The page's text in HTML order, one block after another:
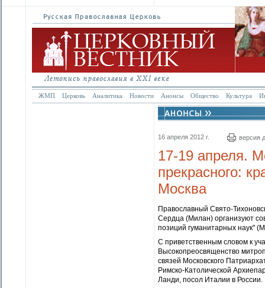
ЖМП Церковь Аналитика Новости Анонсы Общество Культура
16 апреля 2012 г. версия
17-19 апреля.
прекрасного:
Москва
Православный Свято-
Сердца (Милан) организуют
позиций гуманитарных наук"
C приветственным словом к
Высокопреосвященство
связей Московского
Римско-Католической
Ланди, посол Италии в России.